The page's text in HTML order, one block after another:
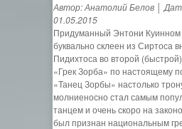
Автор: Анатолий Белов │
01.05.2015
Придуманный Энтони
буквально склеен из Сиртоса
Пидихтоса во второй
«Грек Зорба» по настоящему
«Танец Зорбы» настолько
молниеносно стал самым
танцем и очень скоро на
был признан национальным